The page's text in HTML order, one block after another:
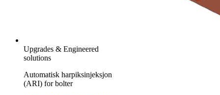
Upgrades & Engineered
solutions
Automatisk harpiksinjeksjon
(ARI) for bolter